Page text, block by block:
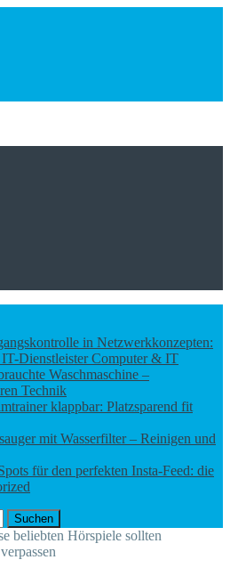
in Netzwerkkonzepten:
DienstleisterComputer & IT
Waschmaschine –
Technik
klappbar: Platzsparend fit
mit Wasserfilter – Reinigen und
für den perfekten Insta-Feed: die
beliebten Hörspiele sollten